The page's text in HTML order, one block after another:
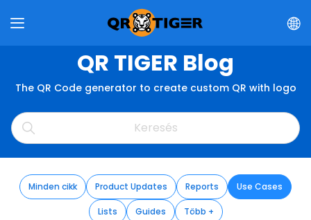
QR TIGER Blog
The QR Code generator to create custom QR with logo
Minden cikk Product Updates Reports Use Cases
Lists Guides Több +